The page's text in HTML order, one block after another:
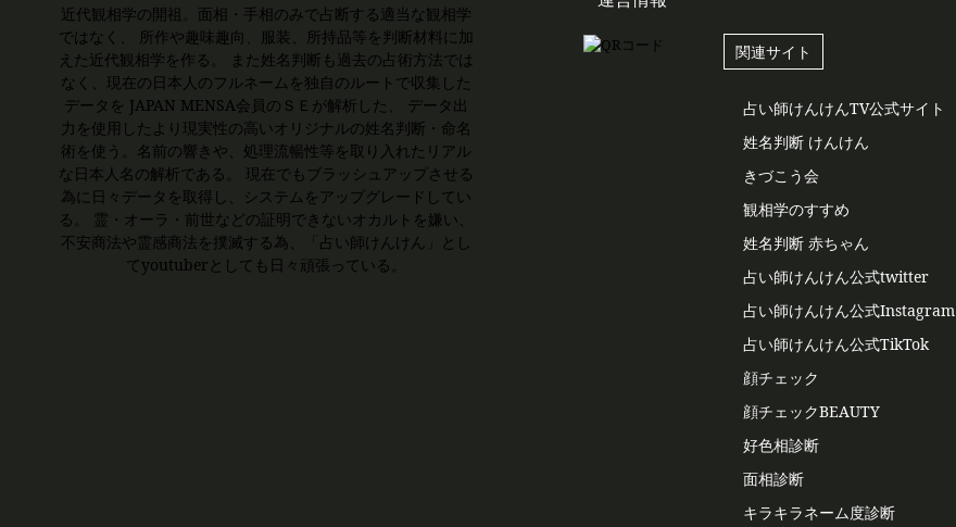
近代観相学の開祖。面相・手相のみで占断する適当な観相学
ではなく、 所作や趣味趣向、服装、所持品等を判断材料に加
えた近代観相学を作る。 また姓名判断も過去の占術方法では
なく、現在の日本人のフルネームを独自のルートで収集した
データを JAPAN MENSA会員のＳＥが解析した、 データ出
力を使用したより現実性の高いオリジナルの姓名判断・命名
術を使う。名前の響きや、処理流暢性等を取り入れたリアル
な日本人名の解析である。 現在でもブラッシュアップさせる
為に日々データを取得し、システムをアップグレードしてい
る。 霊・オーラ・前世などの証明できないオカルトを嫌い、
不安商法や霊感商法を撲滅する為、「占い師けんけん」とし
てyoutuberとしても日々頑張っている。
関連サイト
占い師けんけんTV公式サイト
姓名判断 けんけん
きづこう会
観相学のすすめ
姓名判断 赤ちゃん
占い師けんけん公式twitter
占い師けんけん公式Instagram
占い師けんけん公式TikTok
顔チェック
顔チェックBEAUTY
好色相診断
面相診断
キラキラネーム度診断